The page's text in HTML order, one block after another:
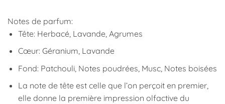
Notes de parfum:
Tête: Herbacé, Lavande, Agrumes
Cœur: Géranium, Lavande
Fond: Patchouli, Notes poudrées, Musc, Notes boisées
La note de tête est celle que l’on perçoit en premier,
elle donne la première impression olfactive du